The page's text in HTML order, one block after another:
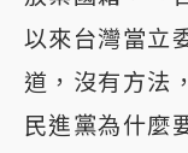
以來台灣當立
道，沒有方法
民進黨為什麼